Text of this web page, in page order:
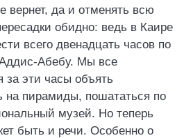
вернет, да и отменять всю
обидно: ведь в Каире
всего двенадцать часов по
Абебу. Мы все
за эти часы объять
на пирамиды, пошататься по
музей. Но теперь
быть и речи. Особенно о